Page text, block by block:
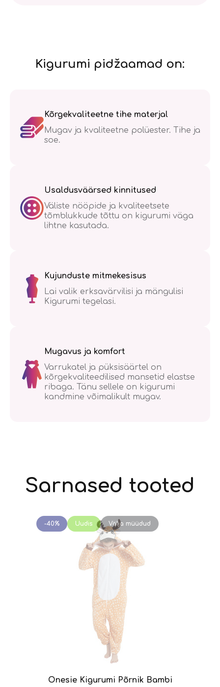
Kigurumi pidžaamad on:
Kõrgekvaliteetne tihe materjal
Mugav ja kvaliteetne polüester. Tihe ja
soe.
Usaldusväärsed kinnitused
Väliste nööpide ja kvaliteetsete
tõmblukkude tõttu on kigurumi väga
lihtne kasutada.
Kujunduste mitmekesisus
Lai valik erksavärvilisi ja mängulisi
Kigurumi tegelasi.
Mugavus ja komfort
Varrukatel ja püksisäärtel on
kõrgekvaliteedilised mansetid elastse
ribaga. Tänu sellele on kigurumi
kandmine võimalikult mugav.
Sarnased tooted
-40% Uudis Välja müüdud
Onesie Kigurumi Põrnik Bambi